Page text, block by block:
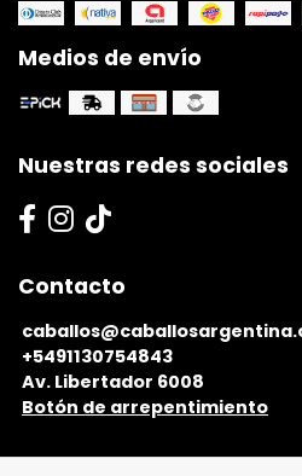
Medios de envío
Nuestras redes sociales
Contacto
+5491130754843
Av. Libertador 6008
Botón de arrepentimiento